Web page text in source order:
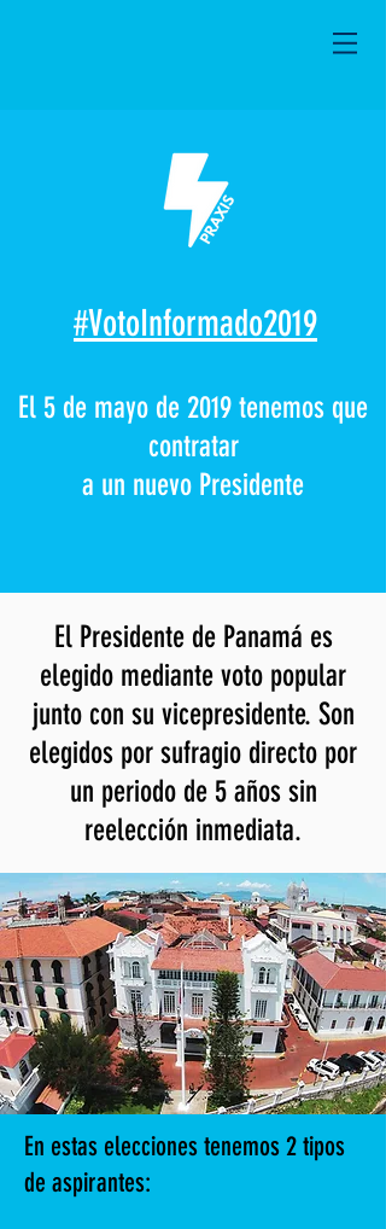
#VotoInformado2019
El 5 de mayo de 2019 tenemos que
contratar
a un nuevo Presidente
El Presidente de Panamá es
elegido mediante voto popular
junto con su vicepresidente. Son
elegidos por sufragio directo por
un periodo de 5 años sin
reelección inmediata.
En estas elecciones tenemos 2 tipos
de aspirantes: